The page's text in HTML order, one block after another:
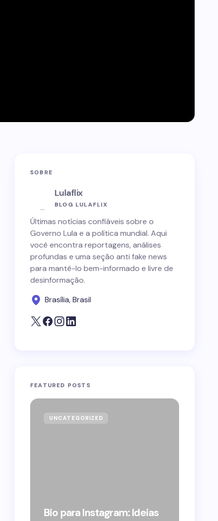
SOBRE
Lulaflix
BLOG LULAFLIX
Últimas notícias confiáveis sobre o
Governo Lula e a política mundial. Aqui
você encontra reportagens, análises
profundas e uma seção anti fake news
para mantê-lo bem-informado e livre de
desinformação.
Brasília, Brasil
FEATURED POSTS
UNCATEGORIZED
Bio para Instagram: Ideias